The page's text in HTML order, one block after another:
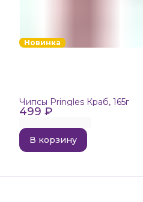
Новинка
499 ₽
Чипсы Pringles Краб, 165г
В корзину